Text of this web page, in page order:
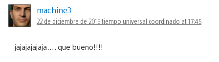
machine3
22 de diciembre de 2015 tiempo universal coordinado at 17:45
jajajajajaja…. que bueno!!!!